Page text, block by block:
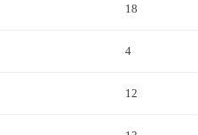
18
4
12